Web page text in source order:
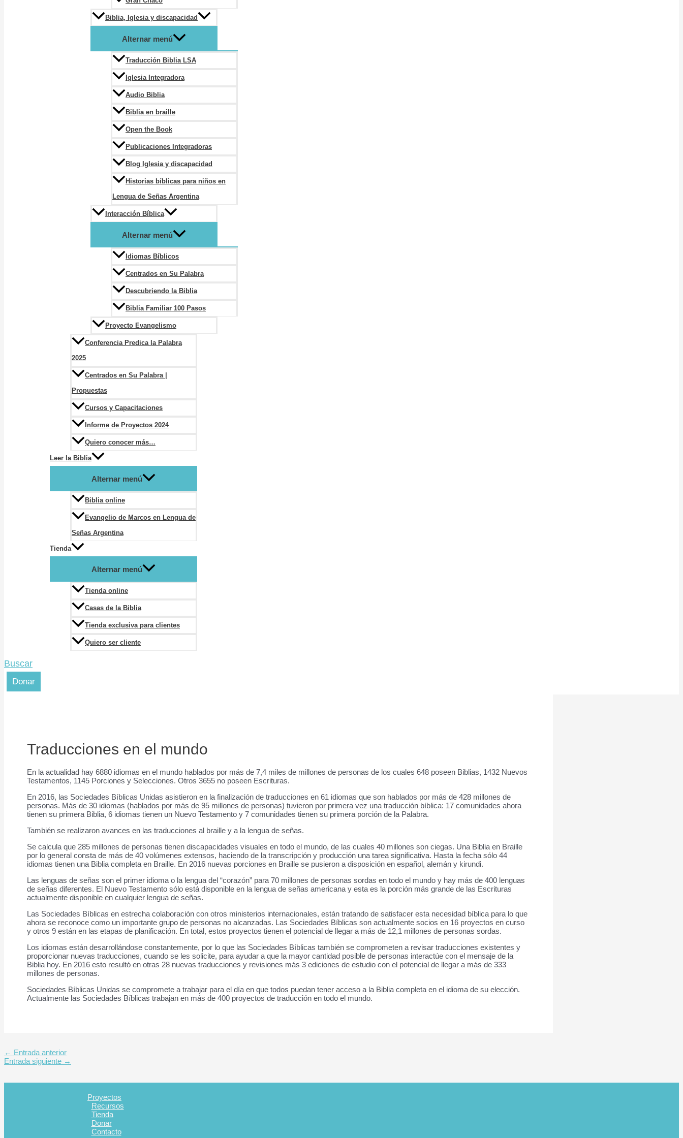
Biblia, Iglesia y discapacidad
Alternar menú
Traducción Biblia LSA
Iglesia Integradora
Audio Biblia
Biblia en braille
Open the Book
Publicaciones Integradoras
Blog Iglesia y discapacidad
Historias bíblicas para niños en
Lengua de Señas Argentina
Interacción Bíblica
Alternar menú
Idiomas Bíblicos
Centrados en Su Palabra
Descubriendo la Biblia
Biblia Familiar 100 Pasos
Proyecto Evangelismo
Conferencia Predica la Palabra
2025
Centrados en Su Palabra |
Propuestas
Cursos y Capacitaciones
Informe de Proyectos 2024
Quiero conocer más…
Leer la Biblia
Alternar menú
Biblia online
Evangelio de Marcos en Lengua de
Señas Argentina
Tienda
Alternar menú
Tienda online
Casas de la Biblia
Tienda exclusiva para clientes
Quiero ser cliente
Buscar
Donar
Traducciones en el mundo
En la actualidad hay 6880 idiomas en el mundo hablados por más de 7,4 miles de millones de personas de los cuales 648 poseen Biblias, 1432 Nuevos
Testamentos, 1145 Porciones y Selecciones. Otros 3655 no poseen Escrituras.
En 2016, las Sociedades Bíblicas Unidas asistieron en la finalización de traducciones en 61 idiomas que son hablados por más de 428 millones de
personas. Más de 30 idiomas (hablados por más de 95 millones de personas) tuvieron por primera vez una traducción bíblica: 17 comunidades ahora
tienen su primera Biblia, 6 idiomas tienen un Nuevo Testamento y 7 comunidades tienen su primera porción de la Palabra.
También se realizaron avances en las traducciones al braille y a la lengua de señas.
Se calcula que 285 millones de personas tienen discapacidades visuales en todo el mundo, de las cuales 40 millones son ciegas. Una Biblia en Braille
por lo general consta de más de 40 volúmenes extensos, haciendo de la transcripción y producción una tarea significativa. Hasta la fecha sólo 44
idiomas tienen una Biblia completa en Braille. En 2016 nuevas porciones en Braille se pusieron a disposición en español, alemán y kirundi.
Las lenguas de señas son el primer idioma o la lengua del “corazón” para 70 millones de personas sordas en todo el mundo y hay más de 400 lenguas
de señas diferentes. El Nuevo Testamento sólo está disponible en la lengua de señas americana y esta es la porción más grande de las Escrituras
actualmente disponible en cualquier lengua de señas.
Las Sociedades Bíblicas en estrecha colaboración con otros ministerios internacionales, están tratando de satisfacer esta necesidad bíblica para lo que
ahora se reconoce como un importante grupo de personas no alcanzadas. Las Sociedades Bíblicas son actualmente socios en 16 proyectos en curso
y otros 9 están en las etapas de planificación. En total, estos proyectos tienen el potencial de llegar a más de 12,1 millones de personas sordas.
Los idiomas están desarrollándose constantemente, por lo que las Sociedades Bíblicas también se comprometen a revisar traducciones existentes y
proporcionar nuevas traducciones, cuando se les solicite, para ayudar a que la mayor cantidad posible de personas interactúe con el mensaje de la
Biblia hoy. En 2016 esto resultó en otras 28 nuevas traducciones y revisiones más 3 ediciones de estudio con el potencial de llegar a más de 333
millones de personas.
Sociedades Bíblicas Unidas se compromete a trabajar para el día en que todos puedan tener acceso a la Biblia completa en el idioma de su elección.
Actualmente las Sociedades Bíblicas trabajan en más de 400 proyectos de traducción en todo el mundo.
← Entrada anterior
Entrada siguiente →
Proyectos
Recursos
Tienda
Donar
Contacto